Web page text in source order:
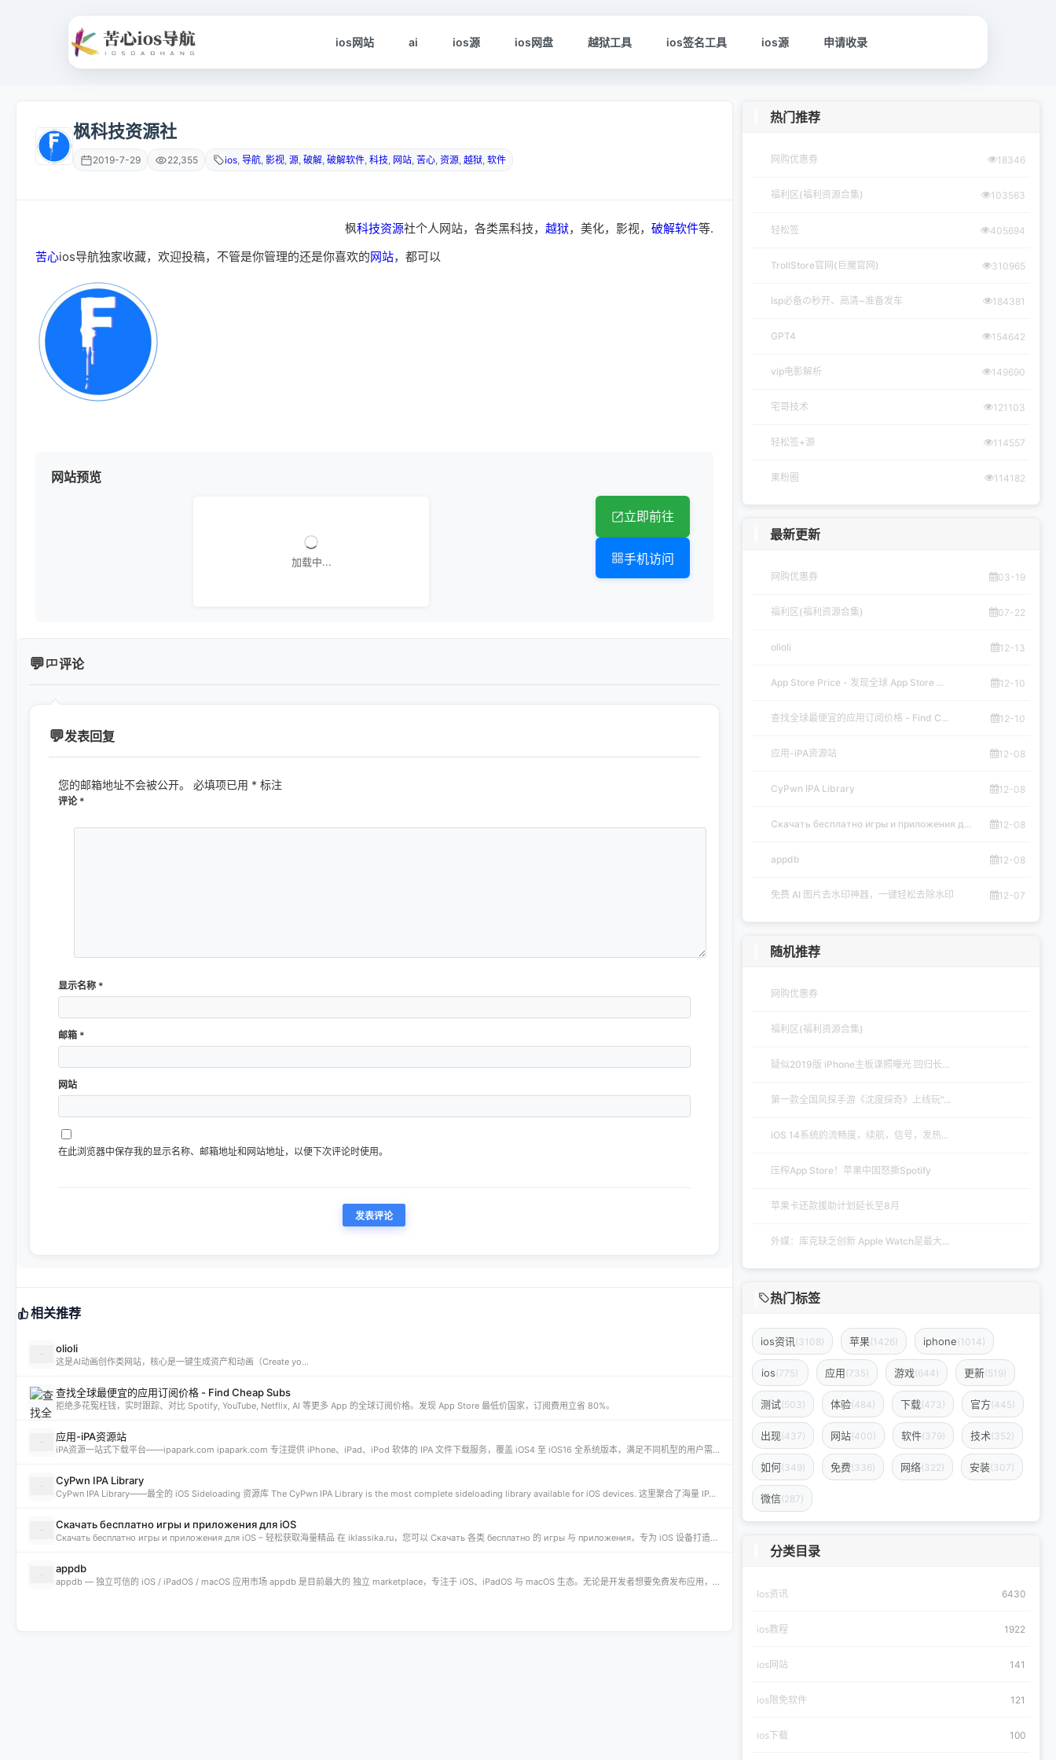
ios网站 ai ios源 ios网盘 越狱工具 ios签名工具 ios源 申请收录
枫科技资源社
2019-7-29 22,355 ios, 导航, 影视, 源, 破解, 破解软件, 科技, 网站, 苦心, 资源, 越狱, 软件
枫科技资源社个人网站，各类黑科技， 越狱，美化，影视， 破解软件等.
苦心ios导航独家收藏，欢迎投稿，不管是你管理的还是你喜欢的网站，都可以
网站预览
加载中...
立即前往
手机访问
评论
发表回复
您的邮箱地址不会被公开。 必填项已用 * 标注
评论 *
显示名称 *
邮箱 *
网站
在此浏览器中保存我的显示名称、邮箱地址和网站地址，以便下次评论时使用。
相关推荐
olioli
这是AI动画创作类网站，核心是一键生成资产和动画（Create yo...
查找全球最便宜的应用订阅价格 - Find Cheap Subs
拒绝多花冤枉钱，实时跟踪、对比 Spotify, YouTube, Netflix, AI 等更多 App 的全球订阅价格。发现 App Store 最低价国家，订阅费用立省 80%。
应用-iPA资源站
iPA资源一站式下载平台——ipapark.com ipapark.com 专注提供 iPhone、iPad、iPod 软体的 IPA 文件下载服务，覆盖 iOS4 至 iOS16 全系统版本，满足不同机型的用户需求。无论是正版砸壳、开心版软件，还是越狱插件、免费证书，都可在本站快速获取。 核心优势 **全网最全 ip
CyPwn IPA Library
CyPwn IPA Library——最全的 iOS Sideloading 资源库 The CyPwn IPA Library is the most complete sideloading library available for iOS devices. 这里聚合了海量 IPA 包，覆盖 Jailbreak
Скачать бесплатно игры и приложения для iOS
Скачать бесплатно игры и приложения для iOS – 轻松获取海量精品 在 iklassika.ru，您可以 Скачать 各类 бесплатно 的 игры 与 приложения，专为 iOS 设备打造。平台汇聚最新、最热的移动资源，让用户无需繁琐搜索，一键下载，畅享无
appdb
appdb — 独立可信的 iOS / iPadOS / macOS 应用市场 appdb 是目前最大的 独立 marketplace，专注于 iOS、iPadOS 与 macOS 生态。无论是开发者想要免费发布应用，还是普通用户想要安全、私密地下载安装自己需要的 app，都可以在这里轻松实现。 核心优势 免费发布：开
热门推荐
网购优惠券 18346
福利区(福利资源合集) 103563
轻松签 405694
TrollStore官网(巨魔官网) 310965
lsp必备の秒开、高清~准备发车 184381
GPT4 154642
vip电影解析 149690
宅哥技术 121103
轻松签+源 114557
果粉圈 114182
最新更新
网购优惠券 03-19
福利区(福利资源合集) 07-22
olioli 12-13
App Store Price - 发现全球 App Store ... 12-10
查找全球最便宜的应用订阅价格 - Find C... 12-10
应用-iPA资源站 12-08
CyPwn IPA Library 12-08
Скачать бесплатно игры и приложения д... 12-08
appdb 12-08
免费 AI 图片去水印神器，一键轻松去除水印 12-07
随机推荐
网购优惠券
福利区(福利资源合集)
疑似2019版 iPhone主板谍照曝光 回归长...
第一款全国风探手游《沈度探奇》上线玩“...
iOS 14系统的流畅度，续航，信号，发热...
压榨App Store！苹果中国怒撕Spotify
苹果卡还款援助计划延长至8月
外媒：库克缺乏创新 Apple Watch是最大...
热门标签
ios资讯 (3108) 苹果(1426) iphone(1014)
ios(775) 应用(735) 游戏(644) 更新(519)
测试(503) 体验(484) 下载(473) 官方(445)
出现(437) 网站(400) 软件(379) 技术(352)
如何(349) 免费(336) 网络(322) 安装(307)
微信(287)
分类目录
Ios资讯 6430
ios教程 1922
ios网站 141
ios限免软件 121
ios下载 100